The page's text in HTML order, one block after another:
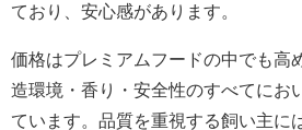
ており、安心感があります。
価格はプレミアムフードの中でも高
造環境・香り・安全性のすべてにお
ています。品質を重視する飼い主に